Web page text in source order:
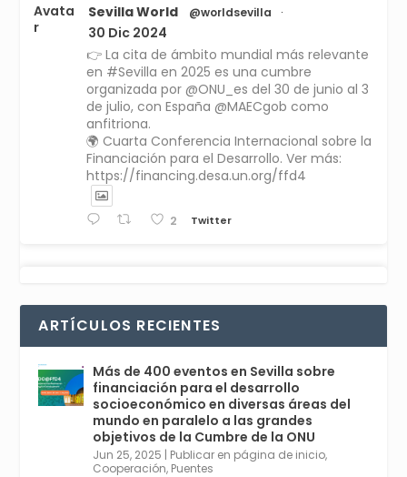
Avata
r
Sevilla World @worldsevilla ·
30 Dic 2024
👉 La cita de ámbito mundial más relevante
en #Sevilla en 2025 es una cumbre
organizada por @ONU_es del 30 de junio al 3
de julio, con España @MAECgob como
anfitriona.
🌍 Cuarta Conferencia Internacional sobre la
Financiación para el Desarrollo. Ver más:
https://financing.desa.un.org/ffd4
2 Twitter
r
comienza en Sevilla este lunes 2 con la
Conferencia Internacional sobre Catálisis, y
con el Congreso de Parasitología. Del día 3 al
6, Congreso de Metodología de Ciencias
Sociales y la Salud; y los días 5 y 6 Jornadas
de Economía Industrial.
4
1 2 Twitter
ARTÍCULOS RECIENTES
Más de 400 eventos en Sevilla sobre
financiación para el desarrollo
socioeconómico en diversas áreas del
mundo en paralelo a las grandes
objetivos de la Cumbre de la ONU
Jun 25, 2025 | Publicar en página de inicio,
Cooperación, Puentes